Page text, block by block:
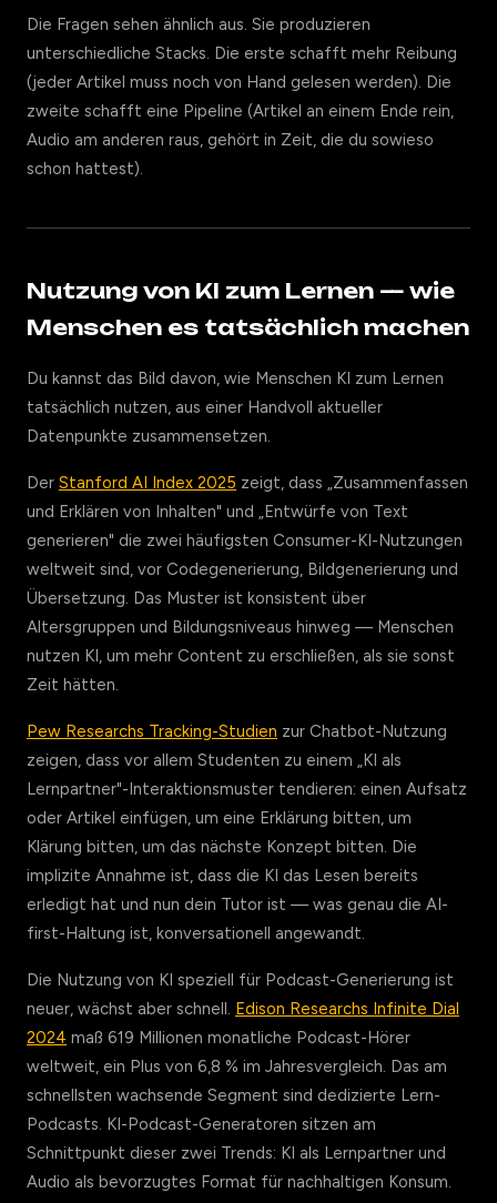
Die Fragen sehen ähnlich aus. Sie produzieren
unterschiedliche Stacks. Die erste schafft mehr Reibung
(jeder Artikel muss noch von Hand gelesen werden). Die
zweite schafft eine Pipeline (Artikel an einem Ende rein,
Audio am anderen raus, gehört in Zeit, die du sowieso
schon hattest).
Nutzung von KI zum Lernen — wie
Menschen es tatsächlich machen
Du kannst das Bild davon, wie Menschen KI zum Lernen
tatsächlich nutzen, aus einer Handvoll aktueller
Datenpunkte zusammensetzen.
Der Stanford AI Index 2025 zeigt, dass „Zusammenfassen
und Erklären von Inhalten" und „Entwürfe von Text
generieren" die zwei häufigsten Consumer-KI-Nutzungen
weltweit sind, vor Codegenerierung, Bildgenerierung und
Übersetzung. Das Muster ist konsistent über
Altersgruppen und Bildungsniveaus hinweg — Menschen
nutzen KI, um mehr Content zu erschließen, als sie sonst
Zeit hätten.
Pew Researchs Tracking-Studien zur Chatbot-Nutzung
zeigen, dass vor allem Studenten zu einem „KI als
Lernpartner"-Interaktionsmuster tendieren: einen Aufsatz
oder Artikel einfügen, um eine Erklärung bitten, um
Klärung bitten, um das nächste Konzept bitten. Die
implizite Annahme ist, dass die KI das Lesen bereits
erledigt hat und nun dein Tutor ist — was genau die AI-
first-Haltung ist, konversationell angewandt.
Die Nutzung von KI speziell für Podcast-Generierung ist
neuer, wächst aber schnell. Edison Researchs Infinite Dial
2024 maß 619 Millionen monatliche Podcast-Hörer
weltweit, ein Plus von 6,8 % im Jahresvergleich. Das am
schnellsten wachsende Segment sind dedizierte Lern-
Podcasts. KI-Podcast-Generatoren sitzen am
Schnittpunkt dieser zwei Trends: KI als Lernpartner und
Audio als bevorzugtes Format für nachhaltigen Konsum.